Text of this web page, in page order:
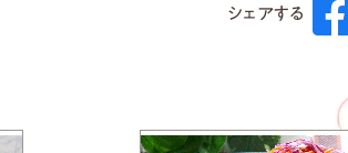
シェアする